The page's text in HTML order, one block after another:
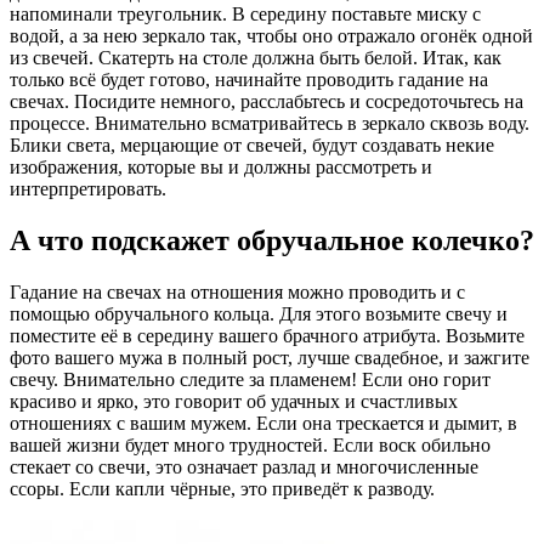
напоминали треугольник. В середину поставьте миску с
водой, а за нею зеркало так, чтобы оно отражало огонёк одной
из свечей. Скатерть на столе должна быть белой. Итак, как
только всё будет готово, начинайте проводить гадание на
свечах. Посидите немного, расслабьтесь и сосредоточьтесь на
процессе. Внимательно всматривайтесь в зеркало сквозь воду.
Блики света, мерцающие от свечей, будут создавать некие
изображения, которые вы и должны рассмотреть и
интерпретировать.
А что подскажет обручальное колечко?
Гадание на свечах на отношения можно проводить и с
помощью обручального кольца. Для этого возьмите свечу и
поместите её в середину вашего брачного атрибута. Возьмите
фото вашего мужа в полный рост, лучше свадебное, и зажгите
свечу. Внимательно следите за пламенем! Если оно горит
красиво и ярко, это говорит об удачных и счастливых
отношениях с вашим мужем. Если она трескается и дымит, в
вашей жизни будет много трудностей. Если воск обильно
стекает со свечи, это означает разлад и многочисленные
ссоры. Если капли чёрные, это приведёт к разводу.